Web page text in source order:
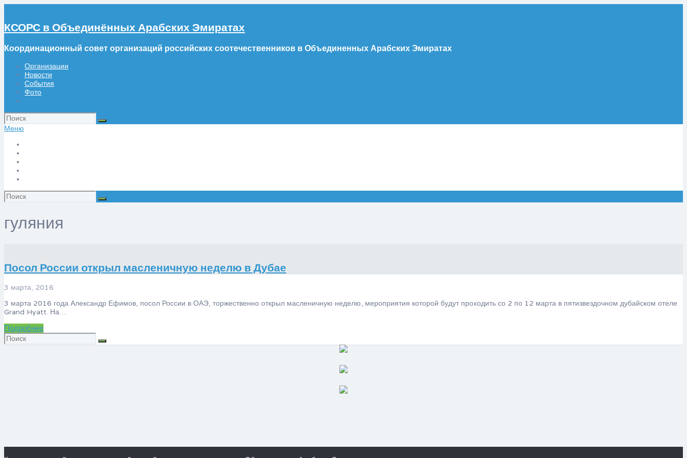
КСОРС в Объединённых Арабских Эмиратах
Координационный совет организаций российских соотечественников в Объединенных Арабских Эмиратах
Организации
Новости
События
Фото
Искать:
Меню
Искать:
гуляния
Посол России открыл масленичную неделю в Дубае
3 марта, 2016
3 марта 2016 года Александр Ефимов, посол России в ОАЭ, торжественно открыл масленичную неделю, мероприятия которой будут проходить со 2 по 12 марта в пятизвездочном дубайском отеле
Grand Hyatt. На…
Подробнее
Искать: